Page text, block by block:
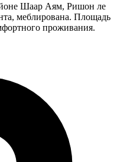
Шаар Аям, Ришон ле
меблирована. Площадь
проживания.